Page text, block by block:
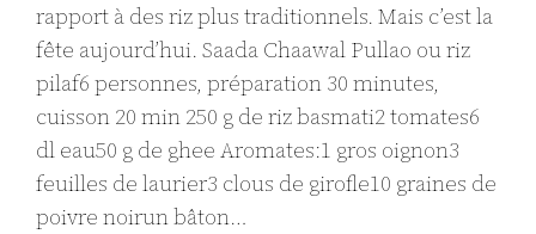
rapport à des riz plus traditionnels. Mais c’est la
fête aujourd’hui. Saada Chaawal Pullao ou riz
pilaf6 personnes, préparation 30 minutes,
cuisson 20 min 250 g de riz basmati2 tomates6
dl eau50 g de ghee Aromates:1 gros oignon3
feuilles de laurier3 clous de girofle10 graines de
poivre noirun bâton…